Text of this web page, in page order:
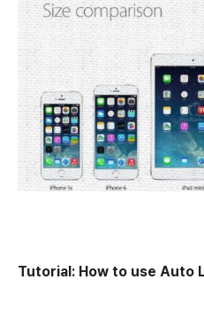
Tutorial: How to use Auto